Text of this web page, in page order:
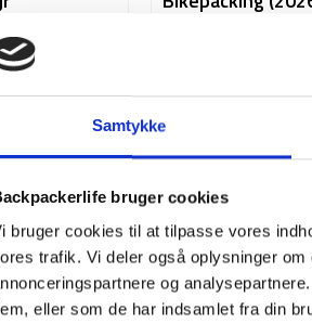
Samtykke
bruger cookies
bruger cookies til at tilpasse vores
trafik. Vi deler også oplysninger
og
eller som de har indsamlet fra din
– Kun
princip går
Bikepacking:
måde end du måske